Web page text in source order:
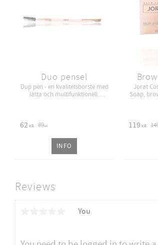
Reviews
You
Duo pensel
Dup pen - en kvalitetsborste med
lätta och multifunktionell.
62 KR 89KR
INFO
Jorat
Soap,
119 KR